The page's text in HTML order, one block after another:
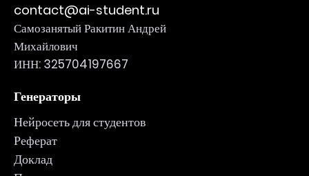
contact@ai-student.ru
Самозанятый Ракитин Андрей
Михайлович
ИНН: 325704197667
Генераторы
Нейросеть для студентов
Реферат
Доклад